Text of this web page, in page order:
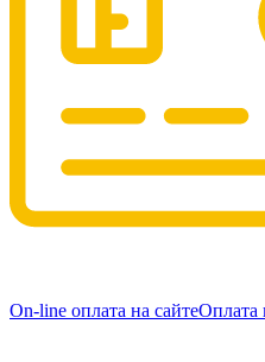
On-line оплата на сайтеОплата